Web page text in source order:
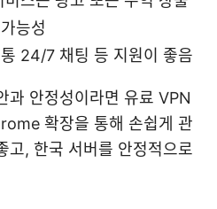
능성
24/7 채팅 등 지원이 좋음
과 안정성이라면 유료 VPN
확장을 통해 손쉽게 관
고, 한국 서버를 안정적으로